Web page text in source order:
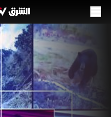
عيون الكاميرا